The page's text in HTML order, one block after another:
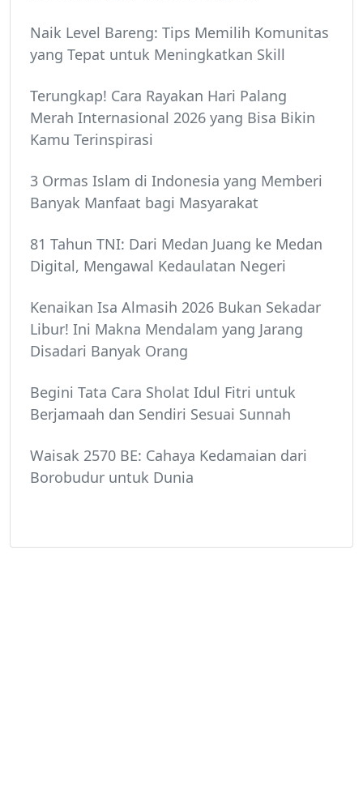
Naik Level Bareng: Tips Memilih Komunitas
yang Tepat untuk Meningkatkan Skill
Terungkap! Cara Rayakan Hari Palang
Merah Internasional 2026 yang Bisa Bikin
Kamu Terinspirasi
3 Ormas Islam di Indonesia yang Memberi
Banyak Manfaat bagi Masyarakat
81 Tahun TNI: Dari Medan Juang ke Medan
Digital, Mengawal Kedaulatan Negeri
Kenaikan Isa Almasih 2026 Bukan Sekadar
Libur! Ini Makna Mendalam yang Jarang
Disadari Banyak Orang
Begini Tata Cara Sholat Idul Fitri untuk
Berjamaah dan Sendiri Sesuai Sunnah
Waisak 2570 BE: Cahaya Kedamaian dari
Borobudur untuk Dunia